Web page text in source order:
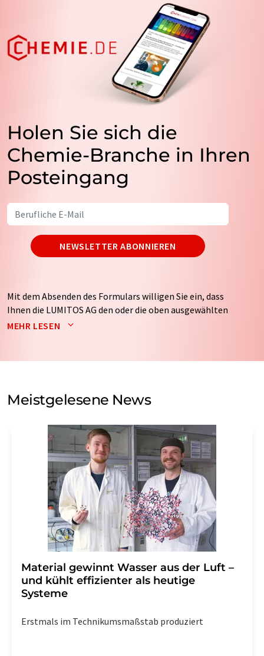
Holen Sie sich die
Chemie-Branche in Ihren
Posteingang
NEWSLETTER ABONNIEREN
Mit dem Absenden des Formulars willigen Sie ein, dass
Ihnen die LUMITOS AG den oder die oben ausgewählten
Newsletter per E-Mail zusendet. Ihre Daten werden
auf Basis unsererDatenschutzerklärung. LUMITOS darf
Meinungsforschung per E-Mail kontaktieren. Ihre
Einwilligung können Sie jederzeit ohne Angabe von
Str. 2, 12489 Berlin oder per E-Mail unter
widerruf@lumitos.commit Wirkung für die Zukunft
widerrufen. Zudem ist in jeder E-Mail ein Link zur
Abbestellung des entsprechenden Newsletters
enthalten.
MEHR LESEN
Meistgelesene News
Material gewinnt Wasser aus der Luft –
und kühlt effizienter als heutige
Systeme
Erstmals im Technikumsmaßstab produziert